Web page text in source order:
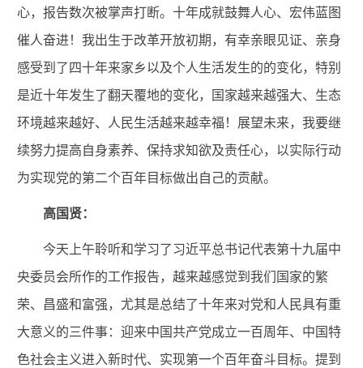
心，报告数次被掌声打断。 十年成就鼓舞人心、宏伟蓝图
催人奋进 ！我出生于改革开放初期，有幸亲眼见证、亲身
感受到了 四十年来家乡以及个人生活发生的的变化，特别
是近十年发生了翻天覆地的变化，国家越来越强大、生态
环境越来越好、人民生活越来越幸福！展望未来，我要继
续努力提高自身素养、保持求知欲及责任心，以实际行动
为实现党的第二个百年目标做出自己的贡献。
高国贤：
今天上午聆听和学习了习近平总书记代表第十九届中
央委员会所作的工作报告，越来越感觉到我们国家的繁
荣、昌盛和富强，尤其是总结了十年来对党和人民具有重
大意义的三件事：迎来中国共产党成立一百周年、中国特
色社会主义进入新时代、实现第一个百年奋斗目标。提到